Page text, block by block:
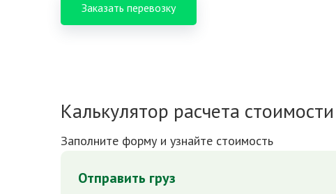
Заказать перевозку
Калькулятор расчета
Заполните форму и узнайте стоимость
Отправить груз